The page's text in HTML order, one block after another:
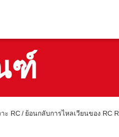
ฑ์
าะ RC/ ย้อนกลับการไหลเวียนของ RC